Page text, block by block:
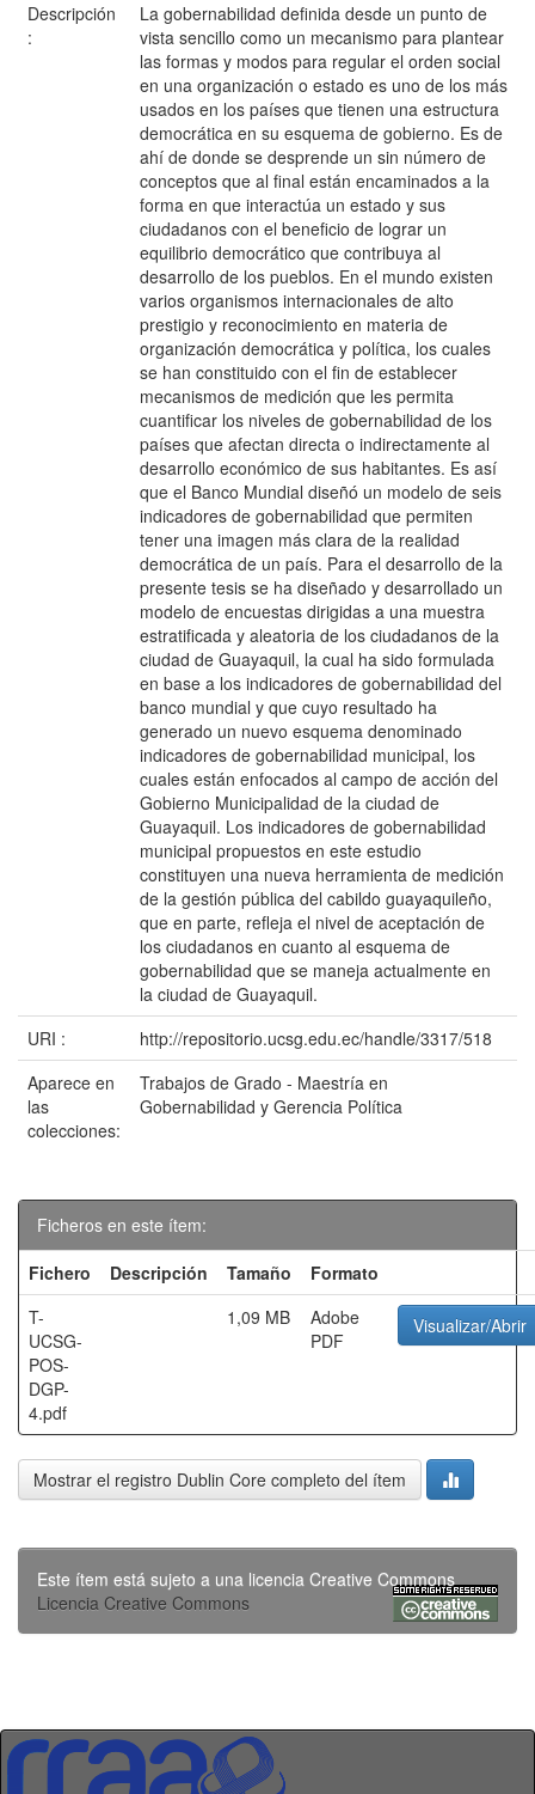
Descripción
:
La gobernabilidad definida desde un punto de
vista sencillo como un mecanismo para plantear
las formas y modos para regular el orden social
en una organización o estado es uno de los más
usados en los países que tienen una estructura
democrática en su esquema de gobierno. Es de
ahí de donde se desprende un sin número de
conceptos que al final están encaminados a la
forma en que interactúa un estado y sus
ciudadanos con el beneficio de lograr un
equilibrio democrático que contribuya al
desarrollo de los pueblos. En el mundo existen
varios organismos internacionales de alto
prestigio y reconocimiento en materia de
organización democrática y política, los cuales
se han constituido con el fin de establecer
mecanismos de medición que les permita
cuantificar los niveles de gobernabilidad de los
países que afectan directa o indirectamente al
desarrollo económico de sus habitantes. Es así
que el Banco Mundial diseñó un modelo de seis
indicadores de gobernabilidad que permiten
tener una imagen más clara de la realidad
democrática de un país. Para el desarrollo de la
presente tesis se ha diseñado y desarrollado un
modelo de encuestas dirigidas a una muestra
estratificada y aleatoria de los ciudadanos de la
ciudad de Guayaquil, la cual ha sido formulada
en base a los indicadores de gobernabilidad del
banco mundial y que cuyo resultado ha
generado un nuevo esquema denominado
indicadores de gobernabilidad municipal, los
cuales están enfocados al campo de acción del
Gobierno Municipalidad de la ciudad de
Guayaquil. Los indicadores de gobernabilidad
municipal propuestos en este estudio
constituyen una nueva herramienta de medición
de la gestión pública del cabildo guayaquileño,
que en parte, refleja el nivel de aceptación de
los ciudadanos en cuanto al esquema de
gobernabilidad que se maneja actualmente en
la ciudad de Guayaquil.
URI :
http://repositorio.ucsg.edu.ec/handle/3317/518
Aparece en
las
colecciones:
Trabajos de Grado - Maestría en
Gobernabilidad y Gerencia Política
Ficheros en este ítem:
Fichero
Descripción Tamaño
Formato
T-
UCSG-
POS-
DGP-
4.pdf
1,09 MB
Adobe
PDF
Visualizar/Abrir
Mostrar el registro Dublin Core completo del ítem
Este ítem está sujeto a una licencia Creative Commons
Licencia Creative Commons